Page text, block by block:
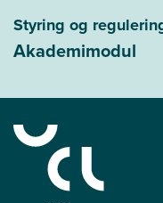
Styring og
Akademimodul